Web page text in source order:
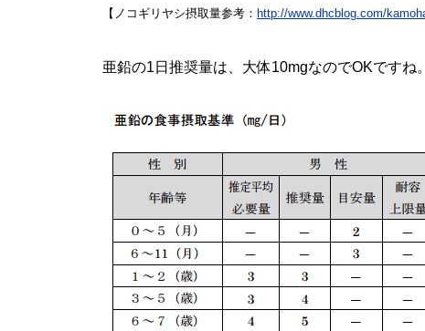
【ノコギリヤシ摂取量参考： http://www.dhcblog.com/
亜鉛の1日推奨量は、大体10mgなのでOKですね。